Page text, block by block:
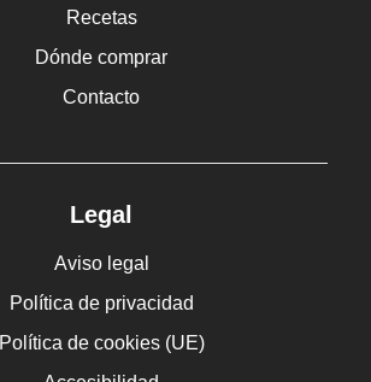
Recetas
Dónde comprar
Contacto
Legal
Aviso legal
Política de privacidad
Política de cookies (UE)